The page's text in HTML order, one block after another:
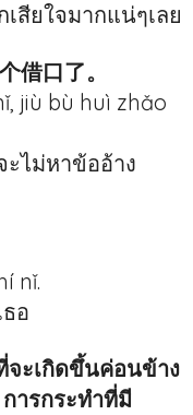
เสียใจมากแน่ๆเลย
借口了。
jiù bù huì zhǎo
ไม่หาข้ออ้าง
nǐ.
อ
จะเกิดขึ้นค่อนข้าง
ารกระทำที่มี